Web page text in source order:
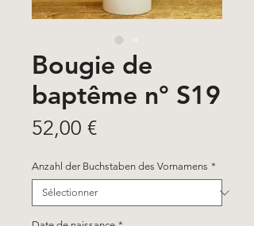
Bougie de
baptême n° S19
52,00 €Prix
Anzahl der Buchstaben des Vornamens *